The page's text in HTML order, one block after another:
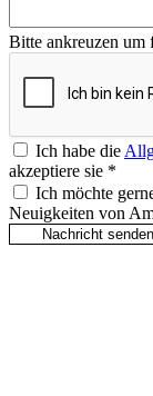
Bitte ankreuzen um
Ich habe die
akzeptiere sie *
Ich möchte
Neuigkeiten von